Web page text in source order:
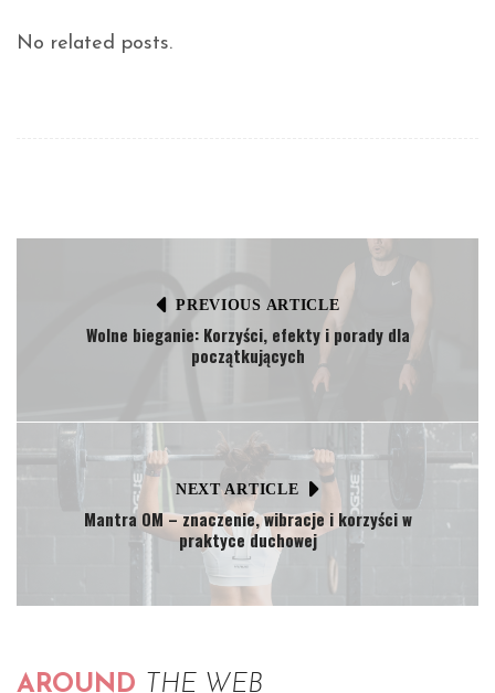
No related posts.
PREVIOUS ARTICLE
Wolne bieganie: Korzyści, efekty i porady dla
początkujących
NEXT ARTICLE
Mantra OM – znaczenie, wibracje i korzyści w
praktyce duchowej
AROUND THE WEB